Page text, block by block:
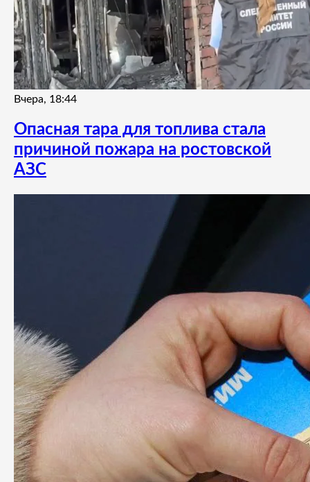
Вчера, 18:44
Опасная тара для топлива стала
причиной пожара на ростовской
АЗС